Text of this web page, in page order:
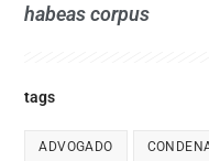
habeas corpus
tags
ADVOGADO